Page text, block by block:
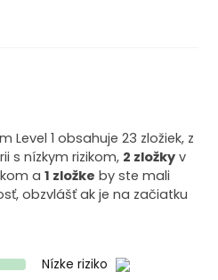
Level 1 obsahuje 23 zložiek, z
s nízkym rizikom, 2 zložky v
a1 zložke by ste mali
obzvlášť ak je na začiatku
Nízke riziko